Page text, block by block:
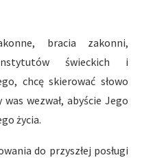
bracia zakonni,
świeckich i
chcę skierować słowo
wezwał, abyście Jego
życia.
do przyszłej posługi